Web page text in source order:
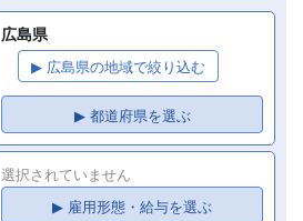
広島県
▶ 広島県の地域で絞り込む
▶ 都道府県を選ぶ
選択されていません
▶ 雇用形態・給与を選ぶ